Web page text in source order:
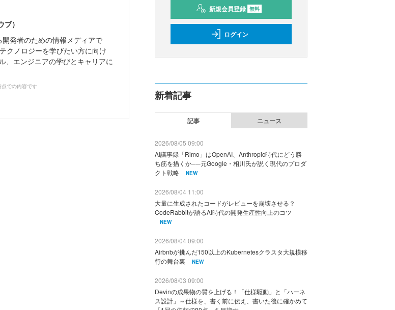
）
発者のための情報メディアで
クノロジーを学びたい方に向け
、エンジニアの学びとキャリアに
での内容です
新規会員登録 無料
ログイン
新着記事
記事 ニュース
2026/08/05 09:00
AI議事録「Rimo」はOpenAI、Anthropic時代にどう勝
ち筋を描くか──元Google・相川氏が説く現代のプロダ
クト戦略
NEW
2026/08/04 11:00
大量に生成されたコードがレビューを崩壊させる？
CodeRabbitが語るAI時代の開発生産性向上のコツ
NEW
2026/08/04 09:00
Airbnbが挑んだ150以上のKubernetesクラスタ大規模移
行の舞台裏
NEW
2026/08/03 09:00
Devinの成果物の質を上げる！「仕様駆動」と「ハーネ
ス設計」～仕様を、書く前に伝え、書いた後に確かめて